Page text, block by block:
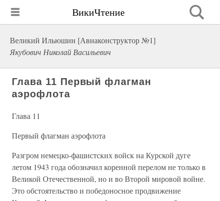
ВикиЧтение
Великий Ильюшин [Авиаконструктор №1]
Якубович Николай Васильевич
Глава 11 Первый флагман
аэрофлота
Глава 11
Первый флагман аэрофлота
Разгром немецко-фашистских войск на Курской дуге
летом 1943 года обозначил коренной перелом не только в
Великой Отечественной, но и во Второй мировой войне.
Это обстоятельство и победоносное продвижение